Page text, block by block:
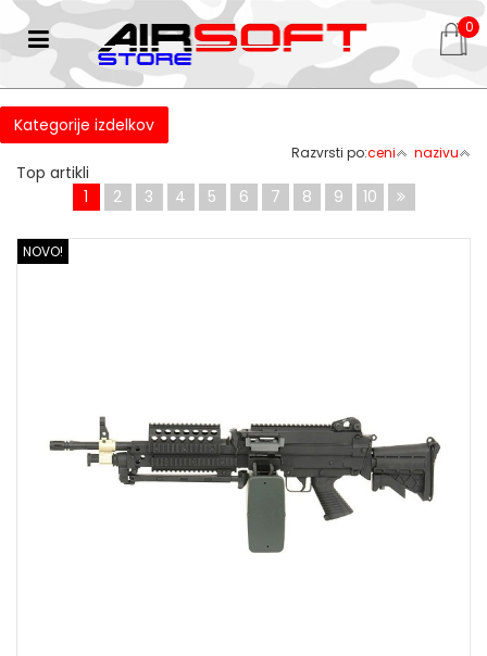
0
Kategorije izdelkov
Razvrsti po:ceni nazivu
Top artikli
1
2 3 4 5 6 7 8 9 10
NOVO!